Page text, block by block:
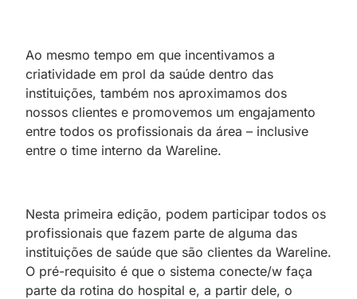
Ao mesmo tempo em que incentivamos a
criatividade em prol da saúde dentro das
instituições, também nos aproximamos dos
nossos clientes e promovemos um engajamento
entre todos os profissionais da área – inclusive
entre o time interno da Wareline.
Nesta primeira edição, podem participar todos os
profissionais que fazem parte de alguma das
instituições de saúde que são clientes da Wareline.
O pré-requisito é que o sistema conecte/w faça
parte da rotina do hospital e, a partir dele, o